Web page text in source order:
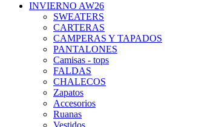
INVIERNO AW26
SWEATERS
CARTERAS
CAMPERAS Y TAPADOS
PANTALONES
Camisas - tops
FALDAS
CHALECOS
Zapatos
Accesorios
Ruanas
Vestidos